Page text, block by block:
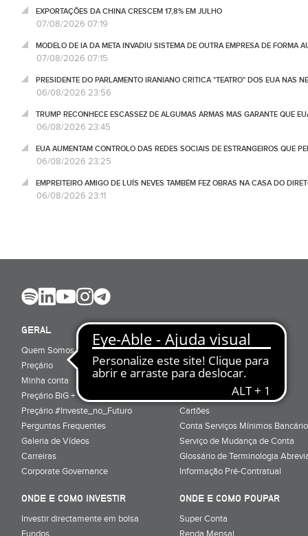
EXPORTAÇÕES DA CHINA CRESCEM 17,8% EM JULHO
07/08/2026 07:19
MODELO DE IA DA META INVADIU SISTEMA DE OUTRA EMPRESA DE FORMA
07/08/2026 07:15
PRESIDENTE DO PARLAMENTO IRANIANO CRITICA "TEATRO" DOS EUA NAS
06/08/2026 23:56
TRUMP RECONHECE ESCASSEZ DE ALGUMAS ARMAS MAS GARANTE QUE
06/08/2026 23:45
EUA AUMENTAM CONTROLO DAS REDES SOCIAIS DE ESTRANGEIROS QUE
06/08/2026 23:25
EMPREITEIRO AMIGO DE LUÍS NEVES TAMBÉM FEZ OBRAS NA CASA DO
06/08/2026 23:11
GERAL
Quem Somos
Preçário
Minha conta
Preçário BiG +
Preçário #Investe_no_Futuro
Perguntas Frequentes
Galeria de Vídeos
Carreiras
Corporate Governance
Porquê ser cliente
Particulares
Júnior (sub-18)
Cartões
Conta Serviços Mínimos
Serviço de Mudança de Conta
Glossário de Terminologia
Informação Pré-Contratual
ONDE E COMO INVESTIR
Investir directamente em bolsa
Fundos
ONDE E COMO POUPAR
Super Conta
Renda Mensal